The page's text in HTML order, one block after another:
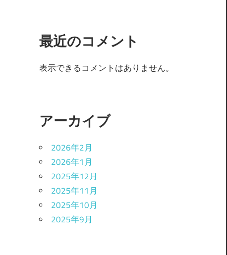
最近のコメント
表示できるコメントはありません。
アーカイブ
2026年2月
2026年1月
2025年12月
2025年11月
2025年10月
2025年9月